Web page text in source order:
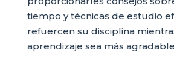
tiempo y técnicas de estudio
refuercen su disciplina
aprendizaje sea más